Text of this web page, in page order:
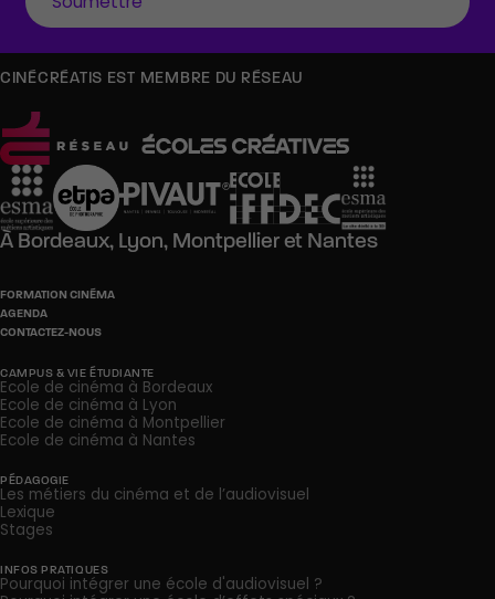
CINÉCRÉATIS EST MEMBRE DU RÉSEAU
À Bordeaux, Lyon, Montpellieret Nantes
FORMATION CINÉMA
AGENDA
CONTACTEZ-NOUS
CAMPUS & VIE ÉTUDIANTE
Ecole de cinéma à Bordeaux
Ecole de cinéma à Lyon
Ecole de cinéma à Montpellier
Ecole de cinéma à Nantes
PÉDAGOGIE
Les métiers du cinéma et de l’audiovisuel
Lexique
Stages
INFOS PRATIQUES
Pourquoi intégrer une école d'audiovisuel ?